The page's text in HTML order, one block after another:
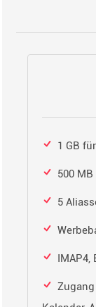
1 GB
500
5
IMAP4,